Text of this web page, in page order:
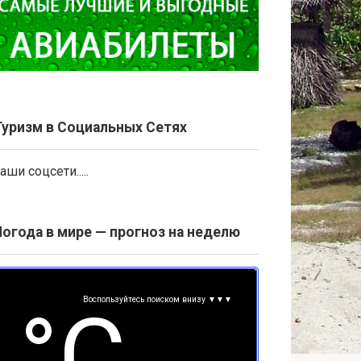
в Социальных Сетях
соцсети.....
в мире — прогноз на неделю
Воспользуйтесь поиском внизу ▼▼▼